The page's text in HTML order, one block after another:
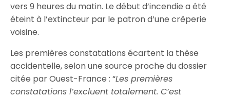
vers 9 heures du matin. Le début d’incendie a été
éteint à l’extincteur par le patron d’une crêperie
voisine.
Les premières constatations écartent la thèse
accidentelle, selon une source proche du dossier
citée par Ouest-France : “Les premières
constatations l’excluent totalement. C’est